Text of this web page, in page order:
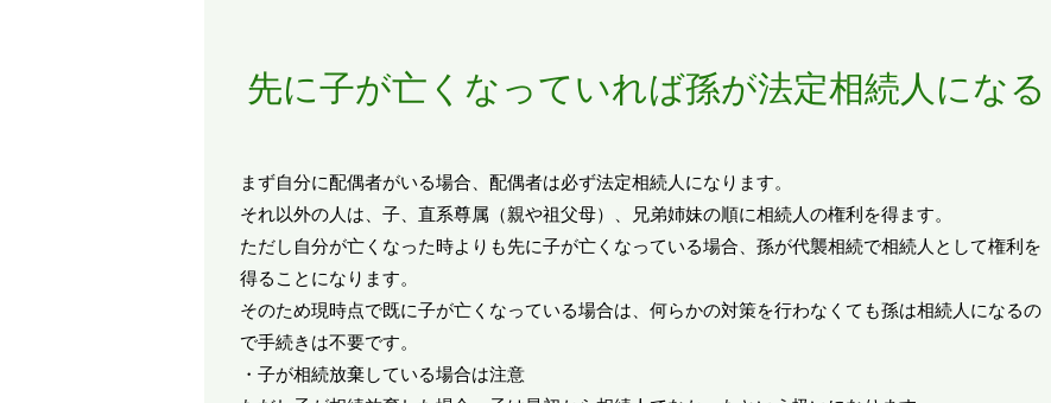
先に子が亡くなっていれば孫が法定相続人になる
まず自分に配偶者がいる場合、配偶者は必ず法定相続人になります。
それ以外の人は、子、直系尊属（親や祖父母）、兄弟姉妹の順に相続人の権利を得ます。
ただし自分が亡くなった時よりも先に子が亡くなっている場合、孫が代襲相続で相続人として権利を
得ることになります。
そのため現時点で既に子が亡くなっている場合は、何らかの対策を行わなくても孫は相続人になるの
で手続きは不要です。
・子が相続放棄している場合は注意